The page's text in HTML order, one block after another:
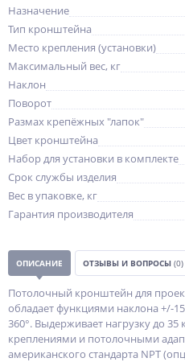
Назначение
Тип кронштейна
Место крепления (установки)
Максимальный вес, кг
Наклон
Поворот
Размах крепёжных "лапок"
Цвет кронштейна
Набор для установки в комплекте
Срок службы изделия
Вес в упаковке, кг
Гарантия производителя
ОПИСАНИЕ ОТЗЫВЫ И ВОПРОСЫ (0)
Потолочный кронштейн для
обладает функциями наклона +/-
360°. Выдерживает нагрузку до 35
креплениями и потолочными
американского стандарта NPT